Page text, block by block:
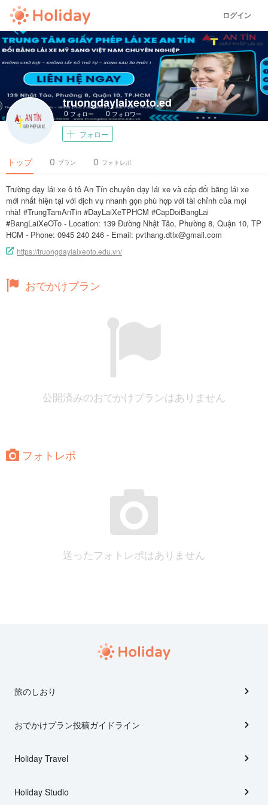
ログイン
truongdaylaixeoto.ed
0 フォロー 0 フォロワー
フォロー
トップ プラン
0 フォトレポ
0
Trường dạy lái xe ô tô An Tín chuyên dạy lái xe và cấp đổi bằng lái xe
mới nhất hiện tại với dịch vụ nhanh gọn phù hợp với tài chỉnh của mọi
nhà! #TrungTamAnTin #DayLaiXeTPHCM #CapDoiBangLai
#BangLaiXeOTo - Location: 139 Đường Nhật Tảo, Phường 8, Quận 10, TP
HCM - Phone: 0945 240 246 - Email: pvthang.dtlx@gmail.com
https://truongdaylaixeoto.edu.vn/
おでかけプラン
公開済みのおでかけプランはありません
フォトレポ
送ったフォトレポはありません
旅のしおり
おでかけプラン投稿ガイドライン
Holiday Travel
Holiday Studio